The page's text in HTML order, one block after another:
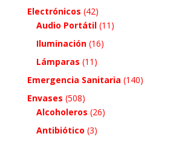
Electrónicos (42)
Audio Portátil (11)
Iluminación (16)
Lámparas (11)
Emergencia Sanitaria (140)
Envases (508)
Alcoholeros (26)
Antibiótico (3)